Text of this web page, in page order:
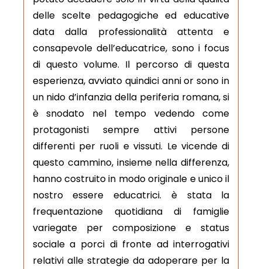
delle scelte pedagogiche ed educative
data dalla professionalità attenta e
consapevole dell’educatrice, sono i focus
di questo volume. Il percorso di questa
esperienza, avviato quindici anni or sono in
un nido d’infanzia della periferia romana, si
è snodato nel tempo vedendo come
protagonisti sempre attivi persone
differenti per ruoli e vissuti. Le vicende di
questo cammino, insieme nella differenza,
hanno costruito in modo originale e unico il
nostro essere educatrici. è stata la
frequentazione quotidiana di famiglie
variegate per composizione e status
sociale a porci di fronte ad interrogativi
relativi alle strategie da adoperare per la